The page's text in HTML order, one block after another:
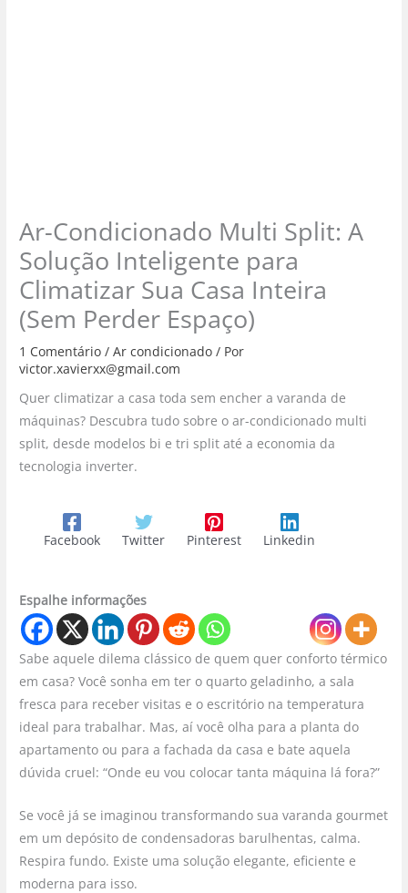
Ar-Condicionado Multi Split: A
Solução Inteligente para
Climatizar Sua Casa Inteira
(Sem Perder Espaço)
1 Comentário /Ar condicionado / Por
victor.xavierxx@gmail.com
Quer climatizar a casa toda sem encher a varanda de
máquinas? Descubra tudo sobre o ar-condicionado multi
split, desde modelos bi e tri split até a economia da
tecnologia inverter.
Facebook Twitter Pinterest Linkedin
Espalhe informações
Sabe aquele dilema clássico de quem quer conforto térmico
em casa? Você sonha em ter o quarto geladinho, a sala
fresca para receber visitas e o escritório na temperatura
ideal para trabalhar. Mas, aí você olha para a planta do
apartamento ou para a fachada da casa e bate aquela
dúvida cruel: “Onde eu vou colocar tanta máquina lá fora?”
Se você já se imaginou transformando sua varanda gourmet
em um depósito de condensadoras barulhentas, calma.
Respira fundo. Existe uma solução elegante, eficiente e
moderna para isso.